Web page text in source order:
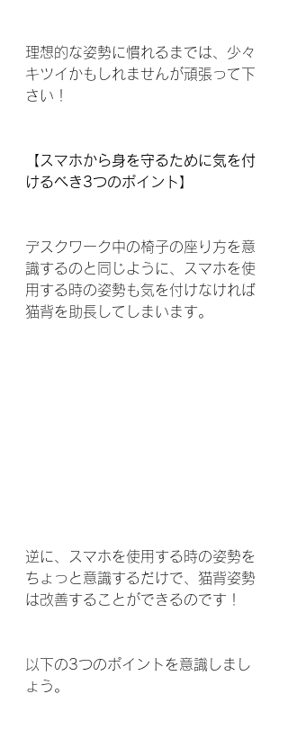
理想的な姿勢に慣れるまでは、少々
キツイかもしれませんが頑張って下
さい！
【スマホから身を守るために気を付
けるべき3つのポイント】
デスクワーク中の椅子の座り方を意
識するのと同じように、スマホを使
用する時の姿勢も気を付けなければ
猫背を助長してしまいます。
逆に、スマホを使用する時の姿勢を
ちょっと意識するだけで、猫背姿勢
は改善することができるのです！
以下の3つのポイントを意識しまし
ょう。